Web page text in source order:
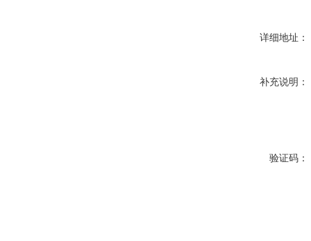
详细地址：
补充说明：
验证码：